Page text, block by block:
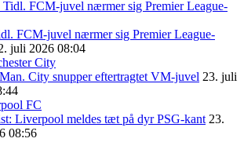
FCM-juvel nærmer sig Premier League-
juli 2026 08:04
City snupper eftertragtet VM-juvel 23. juli
Liverpool meldes tæt på dyr PSG-kant 23.
08:56